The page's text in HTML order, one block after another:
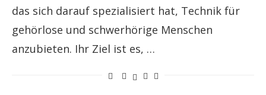
das sich darauf spezialisiert hat, Technik für
gehörlose und schwerhörige Menschen
anzubieten. Ihr Ziel ist es, …